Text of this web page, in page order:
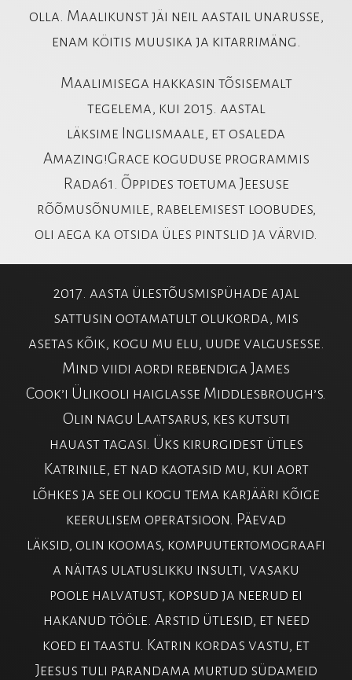
olla. Maalikunst jäi neil aastail unarusse,
enam köitis muusika ja kitarrimäng.
Maalimisega hakkasin tõsisemalt
tegelema, kui 2015. aastal
läksime Inglismaale, et osaleda
Amazing!Grace koguduse programmis
Rada61. Õppides toetuma Jeesuse
rõõmusõnumile, rabelemisest loobudes,
oli aega ka otsida üles pintslid ja värvid.
2017. aasta ülestõusmispühade ajal
sattusin ootamatult olukorda, mis
asetas kõik, kogu mu elu, uude valgusesse.
Mind viidi aordi rebendiga James
Cook’i Ülikooli haiglasse Middlesbrough’s.
Olin nagu Laatsarus, kes kutsuti
hauast tagasi. Üks kirurgidest ütles
Katrinile, et nad kaotasid mu, kui aort
lõhkes ja see oli kogu tema karjääri kõige
keerulisem operatsioon. Päevad
läksid, olin koomas, kompuutertomograafi
a näitas ulatuslikku insulti, vasaku
poole halvatust, kopsud ja neerud ei
hakanud tööle. Arstid ütlesid, et need
koed ei taastu. Katrin kordas vastu, et
Jeesus tuli parandama murtud südameid